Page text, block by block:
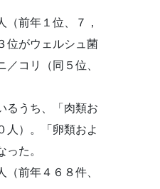
前年１位、７，
位がウェルシュ菌
コリ（同５位、
るうち、「肉類お
人）。「卵類およ
た。
前年４６８件、